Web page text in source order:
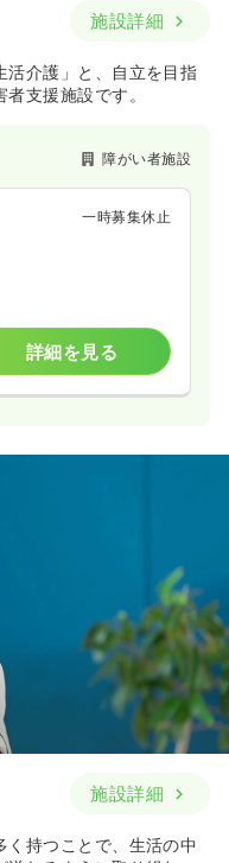
施設詳細
活介護」と、自立を目指
支援施設です。
障がい者施設
一時募集休止
詳細を見る
施設詳細
持つことで、生活の中